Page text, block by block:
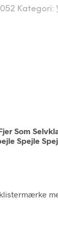
Kategori:
Som
Spejle